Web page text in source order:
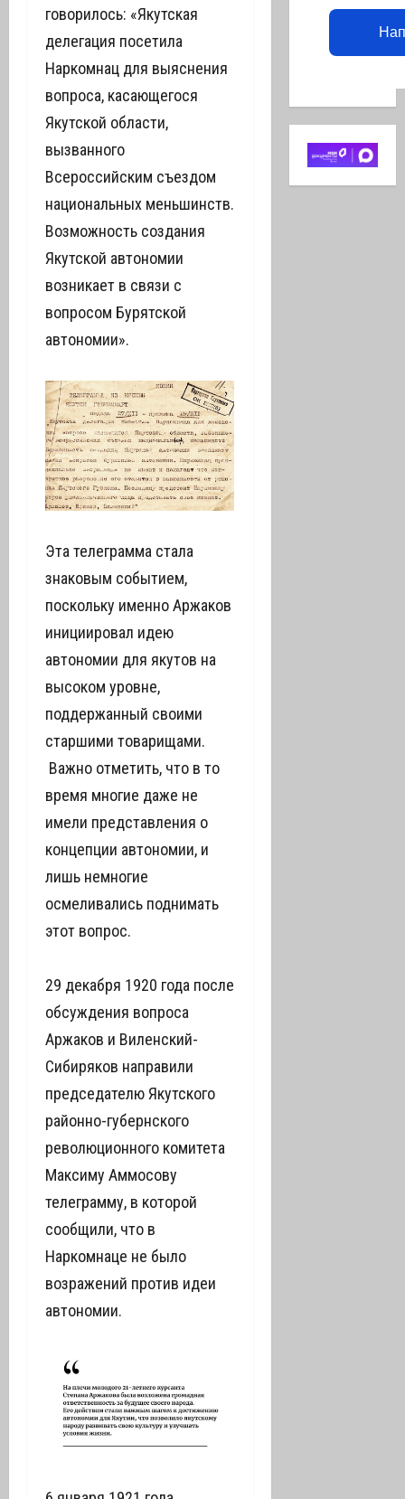
говорилось: «Якутская
делегация посетила
Наркомнац для выяснения
вопроса, касающегося
Якутской области,
вызванного
Всероссийским съездом
национальных меньшинств.
Возможность создания
Якутской автономии
возникает в связи с
вопросом Бурятской
автономии».
Эта телеграмма стала
знаковым событием,
поскольку именно Аржаков
инициировал идею
автономии для якутов на
высоком уровне,
поддержанный своими
старшими товарищами.
Важно отметить, что в то
время многие даже не
имели представления о
концепции автономии, и
лишь немногие
осмеливались поднимать
этот вопрос.
29 декабря 1920 года после
обсуждения вопроса
Аржаков и Виленский-
Сибиряков направили
председателю Якутского
районно-губернского
революционного комитета
Максиму Аммосову
телеграмму, в которой
сообщили, что в
Наркомнаце не было
возражений против идеи
автономии.